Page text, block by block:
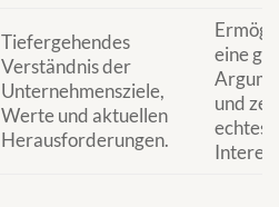
Tiefergehendes
Verständnis der
Unternehmensziele,
Werte und aktuellen
Herausforderungen.
eine
und
echtes